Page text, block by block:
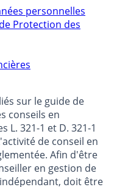
personnelles
Protection des
sur le guide de
conseils en
L. 321-1 et D. 321-1
de conseil en
Afin d'être
en gestion de
doit être